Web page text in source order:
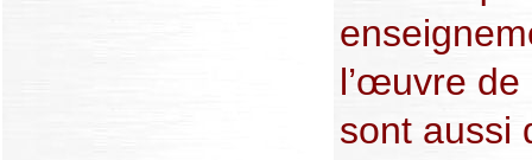
l’œuvre
sont aussi